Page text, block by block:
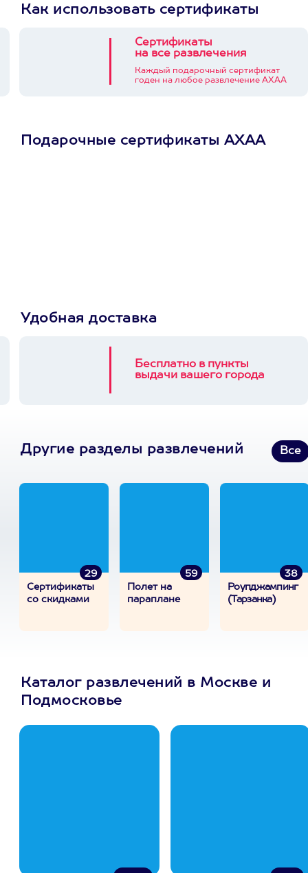
Как использовать сертификаты
Сертификаты
на все развлечения
Каждый подарочный сертификат
годен на любое развлечение АХАА
Подарочные сертификаты АХАА
Удобная доставка
Бесплатно в пункты
выдачи вашего города
Другие разделы развлечений Все
29
Сертификаты
со скидками
59
Полет на
параплане
38
Роупджампинг
(Тарзанка)
Каталог развлечений в Москве и
Подмосковье